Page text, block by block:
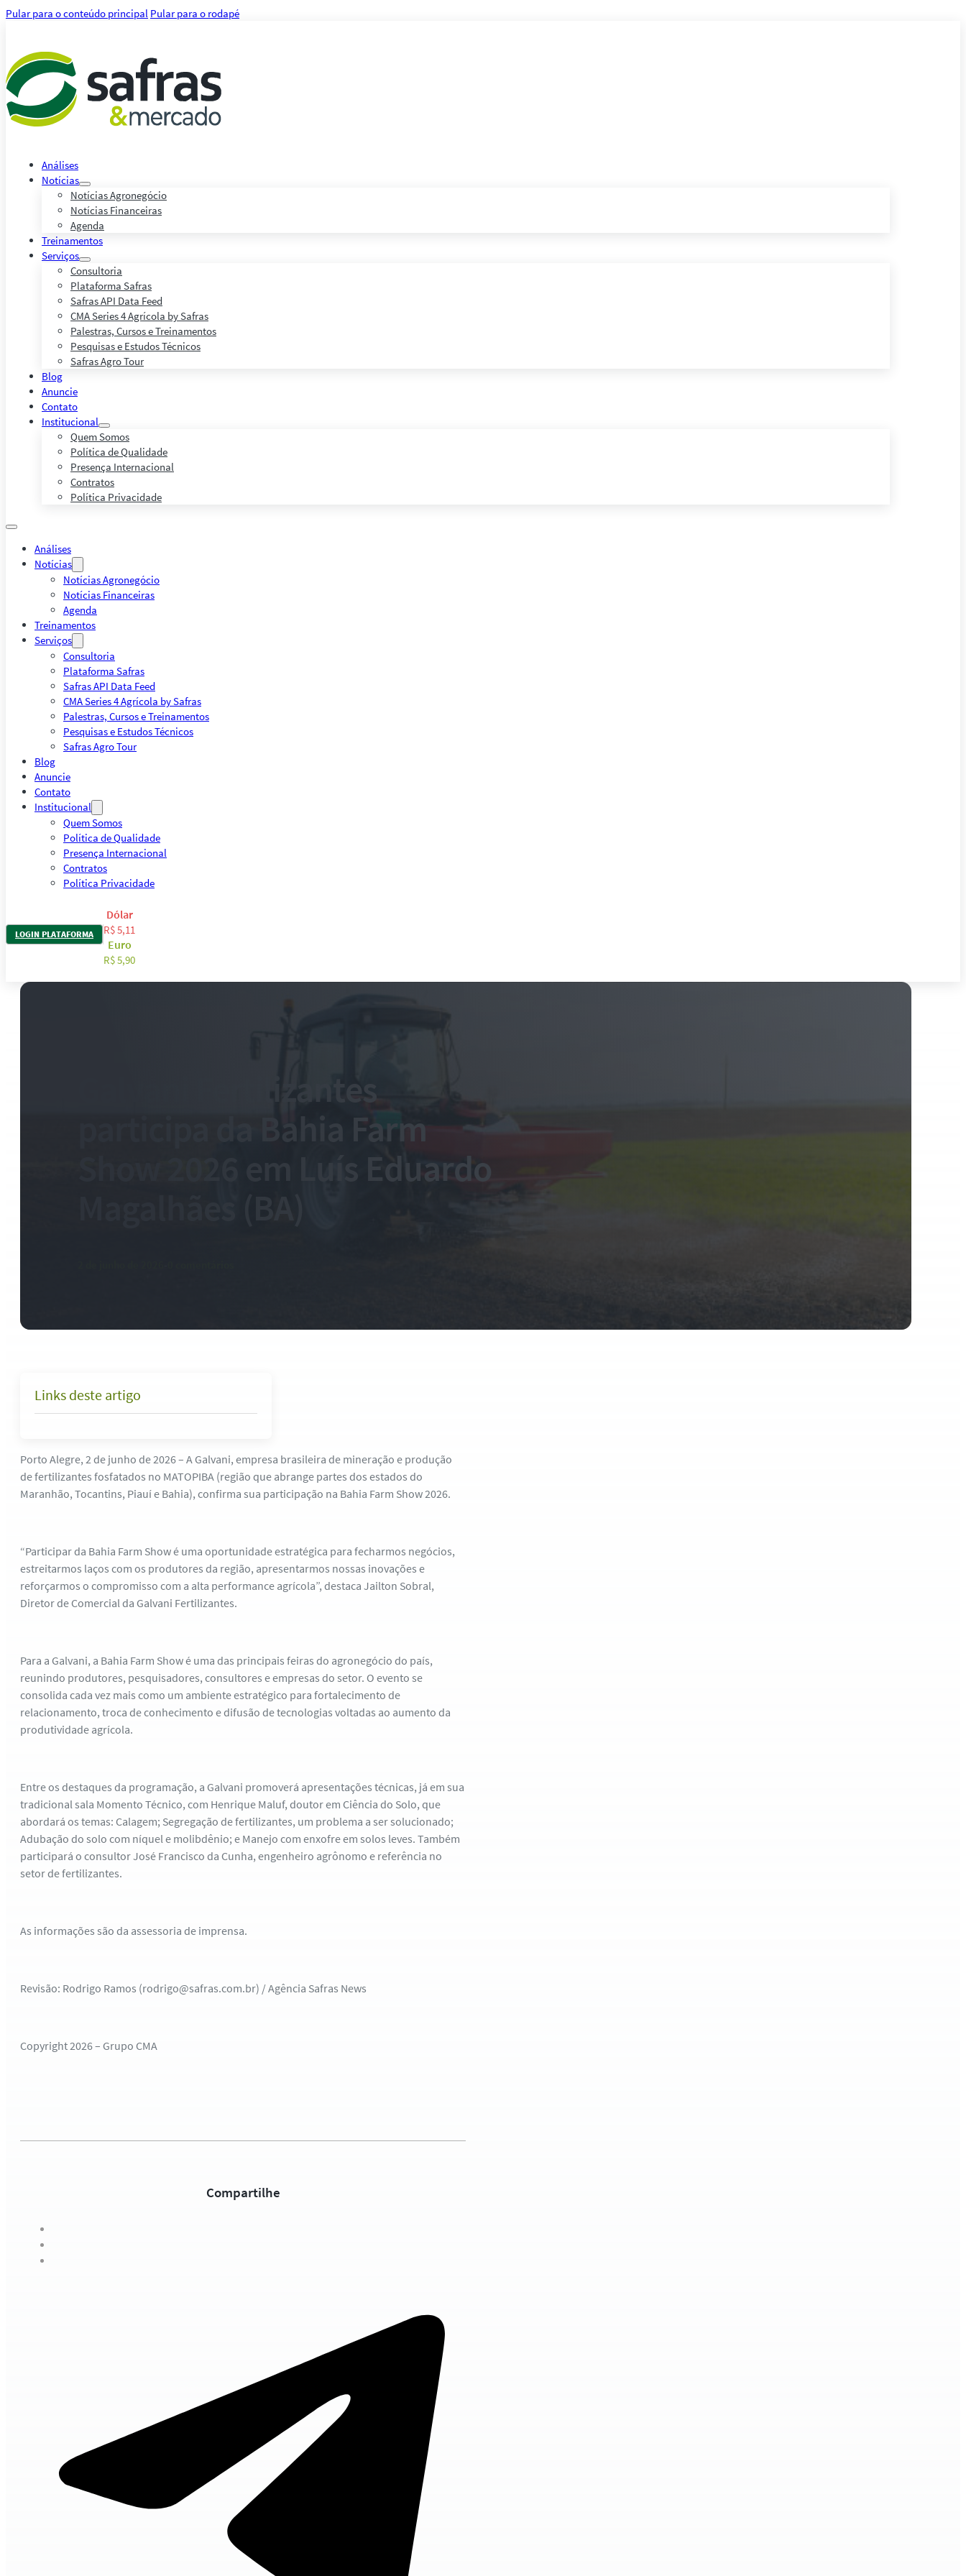
Pular para o conteúdo principal Pular para o rodapé
Análises
Notícias
Notícias Agronegócio
Notícias Financeiras
Agenda
Treinamentos
Serviços
Consultoria
Plataforma Safras
Safras API Data Feed
CMA Series 4 Agrícola by Safras
Palestras, Cursos e Treinamentos
Pesquisas e Estudos Técnicos
Safras Agro Tour
Blog
Anuncie
Contato
Institucional
Quem Somos
Política de Qualidade
Presença Internacional
Contratos
Política Privacidade
Análises
Notícias
Notícias Agronegócio
Notícias Financeiras
Agenda
Treinamentos
Serviços
Consultoria
Plataforma Safras
Safras API Data Feed
CMA Series 4 Agrícola by Safras
Palestras, Cursos e Treinamentos
Pesquisas e Estudos Técnicos
Safras Agro Tour
Blog
Anuncie
Contato
Institucional
Quem Somos
Política de Qualidade
Presença Internacional
Contratos
Política Privacidade
LOGIN PLATAFORMA
Dólar
R$ 5,11
Euro
R$ 5,90
Galvani Fertilizantes
participa da Bahia Farm
Show 2026 em Luís Eduardo
Links deste artigo
Porto Alegre, 2 de junho de 2026 – A Galvani, empresa brasileira de mineração e produção
de fertilizantes fosfatados no MATOPIBA (região que abrange partes dos estados do
Maranhão, Tocantins, Piauí e Bahia), confirma sua participação na Bahia Farm Show 2026.
“Participar da Bahia Farm Show é uma oportunidade estratégica para fecharmos negócios,
estreitarmos laços com os produtores da região, apresentarmos nossas inovações e
reforçarmos o compromisso com a alta performance agrícola”, destaca Jailton Sobral,
Diretor de Comercial da Galvani Fertilizantes.
Para a Galvani, a Bahia Farm Show é uma das principais feiras do agronegócio do país,
reunindo produtores, pesquisadores, consultores e empresas do setor. O evento se
consolida cada vez mais como um ambiente estratégico para fortalecimento de
relacionamento, troca de conhecimento e difusão de tecnologias voltadas ao aumento da
produtividade agrícola.
Entre os destaques da programação, a Galvani promoverá apresentações técnicas, já em sua
tradicional sala Momento Técnico, com Henrique Maluf, doutor em Ciência do Solo, que
abordará os temas: Calagem; Segregação de fertilizantes, um problema a ser solucionado;
Adubação do solo com níquel e molibdênio; e Manejo com enxofre em solos leves. Também
participará o consultor José Francisco da Cunha, engenheiro agrônomo e referência no
setor de fertilizantes.
As informações são da assessoria de imprensa.
Revisão: Rodrigo Ramos (rodrigo@safras.com.br) / Agência Safras News
Copyright 2026 – Grupo CMA
Compartilhe